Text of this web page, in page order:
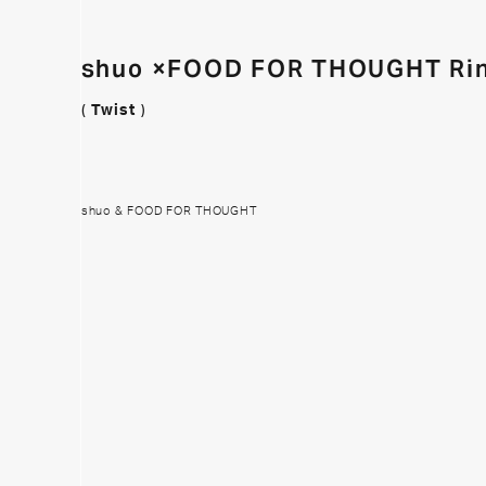
shuo ×FOOD FOR THOUGHT
( Twist )
shuo & FOOD FOR THOUGHT